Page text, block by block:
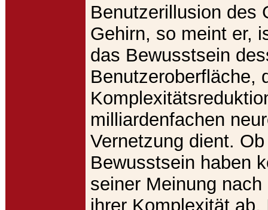
Benutzerillusion des
Gehirn, so meint er,
das Bewusstsein
Benutzeroberfläche,
milliardenfachen
Vernetzung dient.
Bewusstsein haben
seiner Meinung
ihrer Komplexität ab.